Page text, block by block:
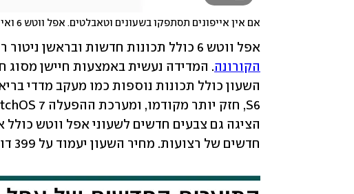
אם אין אייפונים תסתפקו בשעונים וטאבלטים. אפל ווטש 6 ואייפד אייר
אפל ווטש 6 כולל תכונות חדשות ובראשן ניטור ריווי חמצן בדם, סטורציה, מדד חשוב ב
הקורונה
חדשים של רצועות. מחיר השעון יעמוד על 399 דולר.